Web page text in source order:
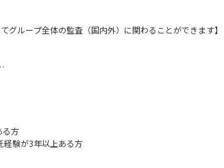
グループ全体の監査（国内外）に関わることができます】
ことがミッションです。
処理統制）、システム監査、およびマネジメントをご担
を行っていること、リスクを適切にコントロールして
ご活躍いただく想定です。
る方
経験が3年以上ある方